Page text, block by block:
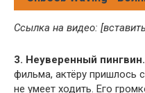
Ссылка на видео:
3. Неуверенный пингвин.
фильма, актёру пришлось
не умеет ходить. Его